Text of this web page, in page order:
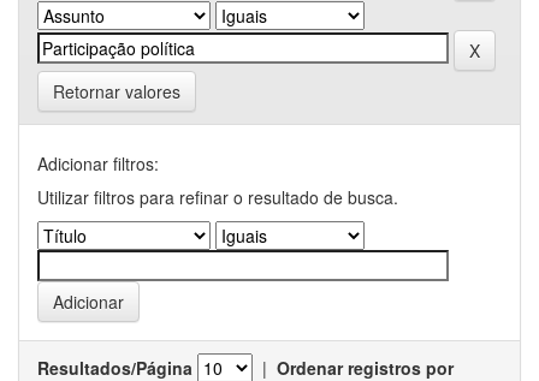
Retornar valores
Adicionar filtros:
Utilizar filtros para refinar o resultado de busca.
Resultados/Página | Ordenar registros por